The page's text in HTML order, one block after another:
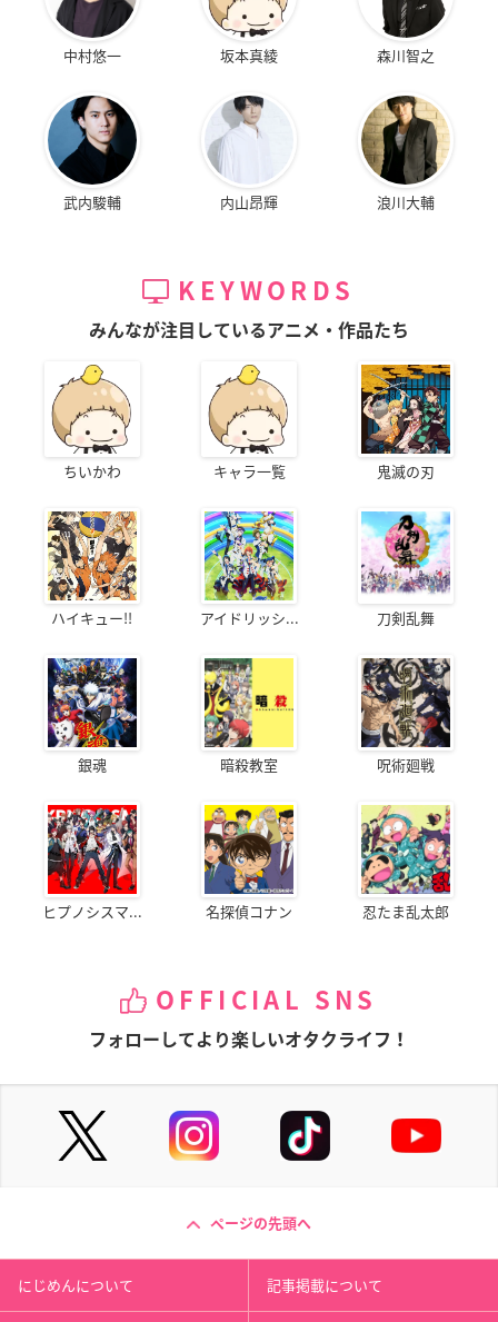
中村悠一 坂本真綾 森川智之
武内駿輔 内山昂輝 浪川大輔
KEYWORDS
みんなが注目しているアニメ・作品たち
ちいかわ キャラ一覧 鬼滅の刃
ハイキュー!! アイドリッシ... 刀剣乱舞
銀魂 暗殺教室 呪術廻戦
ヒプノシスマ... 名探偵コナン 忍たま乱太郎
OFFICIAL SNS
フォローしてより楽しいオタクライフ！
ページの先頭へ
にじめんについて 記事掲載について